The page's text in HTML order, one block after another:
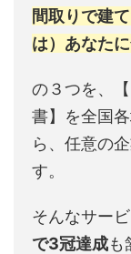
間取りで建
は）あなた
の３つを、
書】を全国
ら、任意の
す。
そんなサー
で3冠達成も